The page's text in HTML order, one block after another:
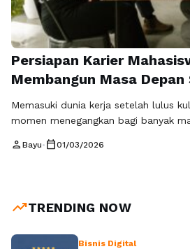
Persiapan Karier
Membangun Masa Depan
Memasuki dunia kerja setelah lulus
momen menegangkan bagi banyak
menuntut setiap mahasiswa memiliki
Persiapan Karier Mahasiswa Itu …
person Bayu• calendar_today01/03/2026
trending_upTRENDING NOW
Bisnis Digital